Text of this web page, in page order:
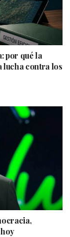
por qué la
lucha contra los